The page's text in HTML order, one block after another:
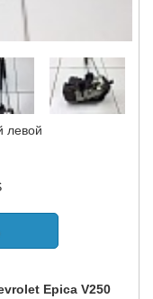
левой
Epica V250